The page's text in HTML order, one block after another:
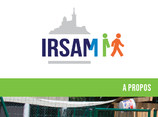
A PROPOS